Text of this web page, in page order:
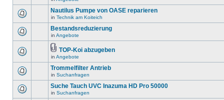
Nautilus Pumpe von OASE reparieren
in Technik am Koiteich
Bestandsreduzierung
in Angebote
TOP-Koi abzugeben
in Angebote
Trommelfilter Antrieb
in Suchanfragen
Suche Tauch UVC Inazuma HD Pro 50000
in Suchanfragen